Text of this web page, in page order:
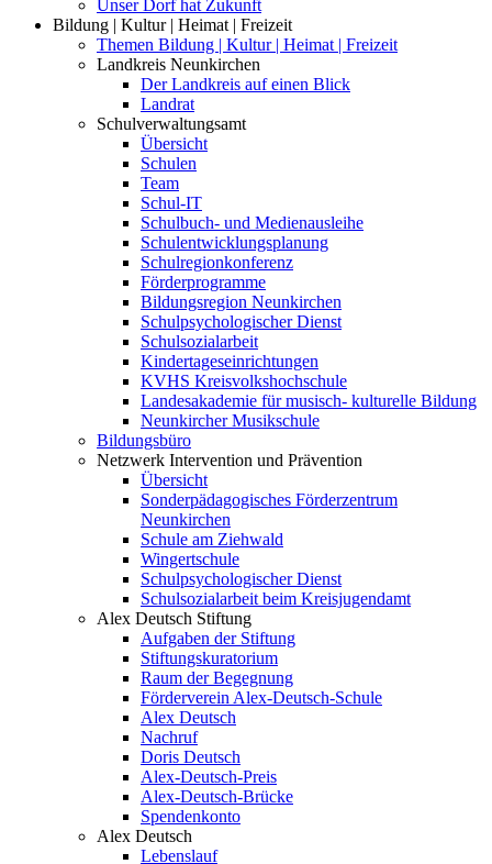
Unser Dorf hat Zukunft
Bildung | Kultur | Heimat | Freizeit
Themen Bildung | Kultur | Heimat | Freizeit
Landkreis Neunkirchen
Der Landkreis auf einen Blick
Landrat
Schulverwaltungsamt
Übersicht
Schulen
Team
Schul-IT
Schulbuch- und Medienausleihe
Schulentwicklungsplanung
Schulregionkonferenz
Förderprogramme
Bildungsregion Neunkirchen
Schulpsychologischer Dienst
Schulsozialarbeit
Kindertageseinrichtungen
KVHS Kreisvolkshochschule
Landesakademie für musisch- kulturelle Bildung
Neunkircher Musikschule
Bildungsbüro
Netzwerk Intervention und Prävention
Übersicht
Sonderpädagogisches Förderzentrum
Neunkirchen
Schule am Ziehwald
Wingertschule
Schulpsychologischer Dienst
Schulsozialarbeit beim Kreisjugendamt
Alex Deutsch Stiftung
Aufgaben der Stiftung
Stiftungskuratorium
Raum der Begegnung
Förderverein Alex-Deutsch-Schule
Alex Deutsch
Nachruf
Doris Deutsch
Alex-Deutsch-Preis
Alex-Deutsch-Brücke
Spendenkonto
Alex Deutsch
Lebenslauf